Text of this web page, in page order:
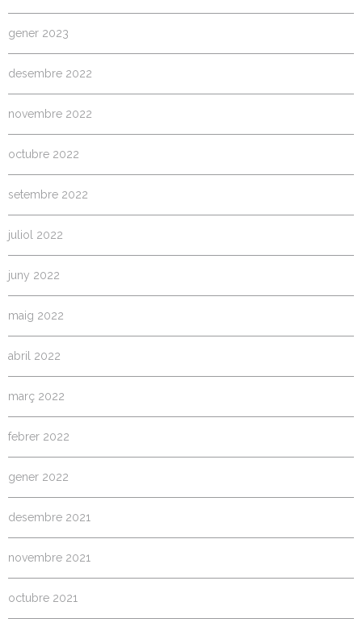
gener 2023
desembre 2022
novembre 2022
octubre 2022
setembre 2022
juliol 2022
juny 2022
maig 2022
abril 2022
març 2022
febrer 2022
gener 2022
desembre 2021
novembre 2021
octubre 2021